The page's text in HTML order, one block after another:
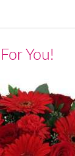
For You!